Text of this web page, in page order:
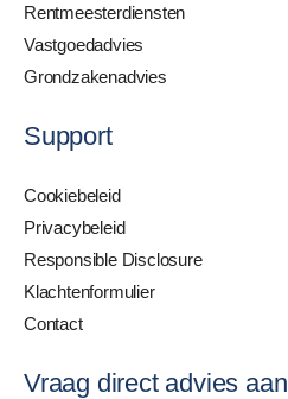
Rentmeesterdiensten
Vastgoedadvies
Grondzakenadvies
Support
Cookiebeleid
Privacybeleid
Responsible Disclosure
Klachtenformulier
Contact
Vraag direct advies aan